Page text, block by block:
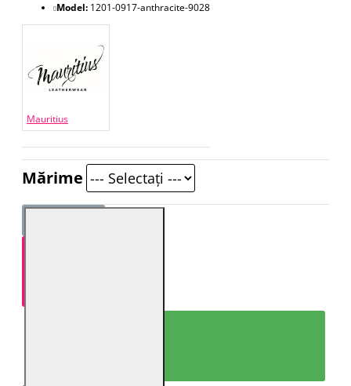
Model: 1201-0917-anthracite-9028
Mauritius
Mărime